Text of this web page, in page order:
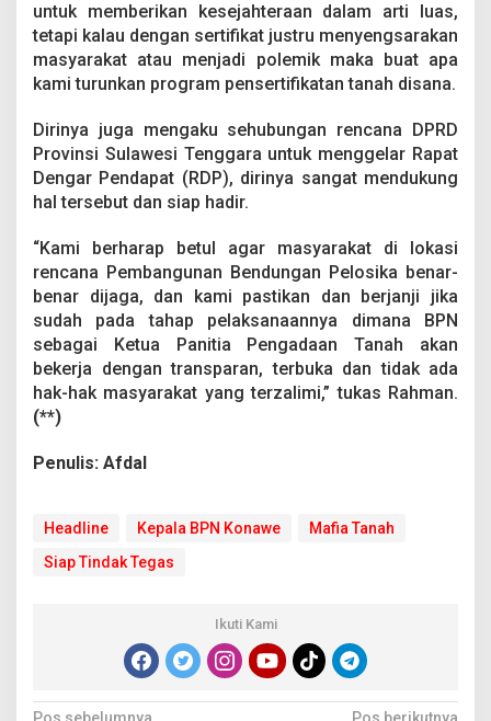
untuk memberikan kesejahteraan dalam arti luas,
tetapi kalau dengan sertifikat justru menyengsarakan
masyarakat atau menjadi polemik maka buat apa
kami turunkan program pensertifikatan tanah disana.
Dirinya juga mengaku sehubungan rencana DPRD
Provinsi Sulawesi Tenggara untuk menggelar Rapat
Dengar Pendapat (RDP), dirinya sangat mendukung
hal tersebut dan siap hadir.
“Kami berharap betul agar masyarakat di lokasi
rencana Pembangunan Bendungan Pelosika benar-
benar dijaga, dan kami pastikan dan berjanji jika
sudah pada tahap pelaksanaannya dimana BPN
sebagai Ketua Panitia Pengadaan Tanah akan
bekerja dengan transparan, terbuka dan tidak ada
hak-hak masyarakat yang terzalimi,” tukas Rahman.
(**)
Penulis: Afdal
Headline Kepala BPN Konawe
Mafia Tanah
Siap Tindak Tegas
Ikuti Kami